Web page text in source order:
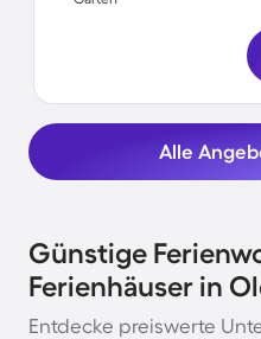
Alle
Günstige
Ferienhäuser in
Entdecke preiswerte